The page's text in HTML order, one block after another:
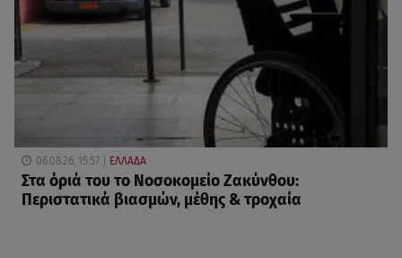
06.08.26, 15:57 ΕΛΛΑΔΑ
Στα όριά του το Νοσοκομείο Ζακύνθου:
Περιστατικά βιασμών, μέθης & τροχαία